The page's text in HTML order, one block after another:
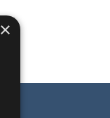
×